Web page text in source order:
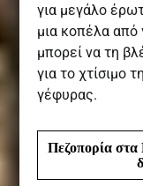
για μεγάλο
μια κοπέλα από
μπορεί να τη
για το χτίσιμο
γέφυρας.
Πεζοπορία στα